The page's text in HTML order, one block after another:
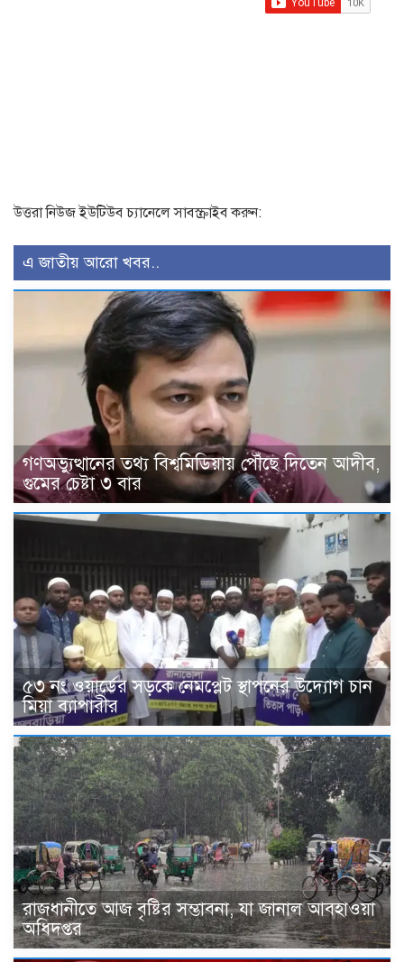
উত্তরা নিউজ ইউটিউব চ্যানেলে সাবস্ক্রাইব করুন:
এ জাতীয় আরো খবর..
গণঅভ্যুত্থানের তথ্য বিশ্বমিডিয়ায় পৌঁছে দিতেন আদীব,
গুমের চেষ্টা ৩ বার
৫৩ নং ওয়ার্ডের সড়কে নেমপ্লেট স্থাপনের উদ্যোগ চান
মিয়া ব্যাপারীর
রাজধানীতে আজ বৃষ্টির সম্ভাবনা, যা জানাল আবহাওয়া
অধিদপ্তর